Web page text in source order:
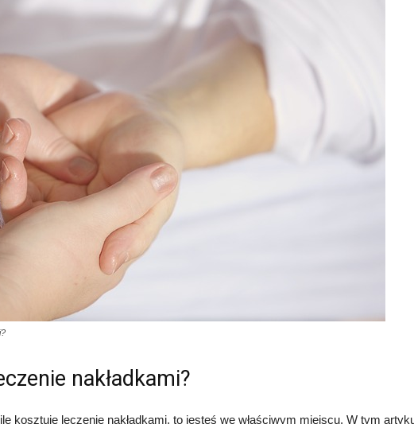
nakładkami?
kosztuje leczenie nakładkami, to jesteś we właściwym miejscu. W tym